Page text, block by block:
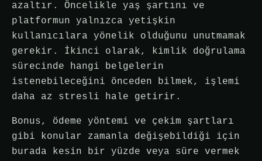
azaltır. Öncelikle yaş şartını ve
platformun yalnızca yetişkin
kullanıcılara yönelik olduğunu unutmamak
gerekir. İkinci olarak, kimlik doğrulama
sürecinde hangi belgelerin
istenebileceğini önceden bilmek, işlemi
daha az stresli hale getirir.
Bonus, ödeme yöntemi ve çekim şartları
gibi konular zamanla değişebildiği için
burada kesin bir yüzde veya süre vermek